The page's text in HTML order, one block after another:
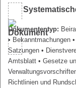
Dokumententyp:
• Bekanntmachungen
Satzungen •
Amtsblatt • Gesetze
Richtlinien und